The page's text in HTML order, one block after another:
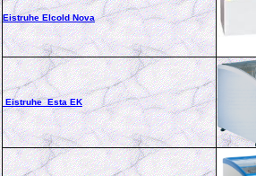
Eistruhe Elcold Nova
Eistruhe Esta EK